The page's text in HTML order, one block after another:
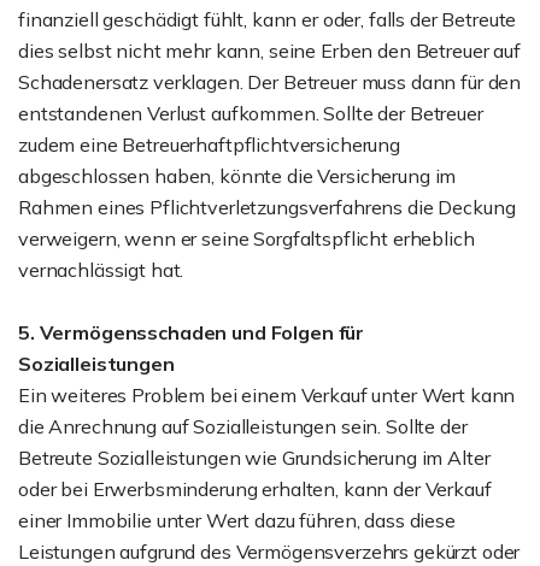
finanziell geschädigt fühlt, kann er oder, falls der Betreute
dies selbst nicht mehr kann, seine Erben den Betreuer auf
Schadenersatz verklagen. Der Betreuer muss dann für den
entstandenen Verlust aufkommen. Sollte der Betreuer
zudem eine Betreuerhaftpflichtversicherung
abgeschlossen haben, könnte die Versicherung im
Rahmen eines Pflichtverletzungsverfahrens die Deckung
verweigern, wenn er seine Sorgfaltspflicht erheblich
vernachlässigt hat.
5. Vermögensschaden und Folgen für
Sozialleistungen
Ein weiteres Problem bei einem Verkauf unter Wert kann
die Anrechnung auf Sozialleistungen sein. Sollte der
Betreute Sozialleistungen wie Grundsicherung im Alter
oder bei Erwerbsminderung erhalten, kann der Verkauf
einer Immobilie unter Wert dazu führen, dass diese
Leistungen aufgrund des Vermögensverzehrs gekürzt oder